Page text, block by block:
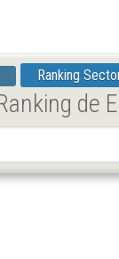
Ranking
de